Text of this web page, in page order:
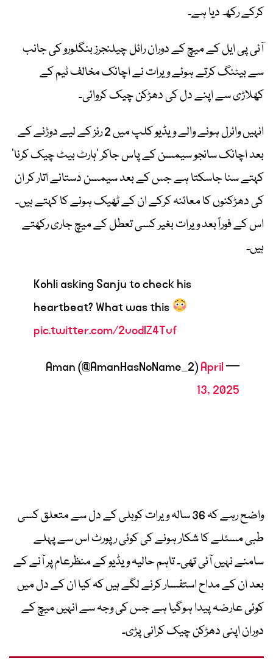
کرکے رکھ دیا ہے۔
آئی پی ایل کے میچ کے دوران رائل چیلنجرز بنگلورو کی جانب
سے بیٹنگ کرتے ہوئے ویرات نے اچانک مخالف ٹیم کے
کھلاڑی سے اپنے دل کی دھڑکن چیک کروائی۔
انہیں وائرل ہونے والے ویڈیو کلپ میں 2 رنز کے لیے دوڑنے کے
بعد اچانک سانجو سیمسن کے پاس جاکر ’ہارٹ بیٹ چیک کرنا‘
کہتے سنا جاسکتا ہے جس کے بعد سیمسن دستانے اتار کر ان
کی دھڑکنوں کا معائنہ کرکے ان کے ٹھیک ہونے کا کہتے ہیں۔
اس کے فوراً بعد ویرات بغیر کسی تعطل کے میچ جاری رکھتے
ہیں۔
Kohli asking Sanju to check his
heartbeat? What was this
pic.twitter.com/2vodlZ4Tvf
— Aman (@AmanHasNoName_2)
April
13, 2025
واضح رہے کہ 36 سالہ ویرات کوہلی کے دل سے متعلق کسی
طبی مسئلے کا شکار ہونے کی کوئی رپورٹ اس سے پہلے
سامنے نہیں آئی تھی۔ تاہم حالیہ ویڈیو کے منظرعام پر آنے کے
بعد ان کے مداح استفسار کرنے لگے ہیں کہ کیا ان کے دل میں
کوئی عارضہ پیدا ہوگیا ہے جس کی وجہ سے انہیں میچ کے
دوران اپنی دھڑکن چیک کرانی پڑی۔